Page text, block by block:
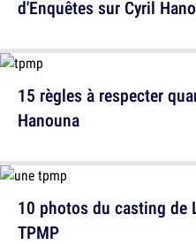
d'Enquêtes sur Cyril
10 photos du casting de
TPMP
15 règles à respecter
Hanouna